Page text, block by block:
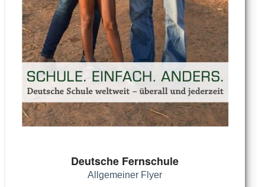
Deutsche Fernschule
Allgemeiner Flyer